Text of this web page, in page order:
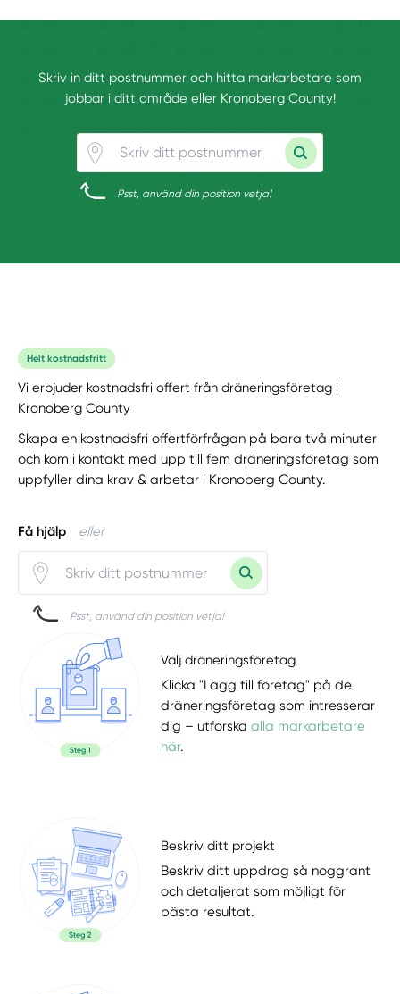
Skriv in ditt postnummer och hitta markarbetare som
jobbar i ditt område eller Kronoberg County!
Psst, använd din position vetja!
Helt kostnadsfritt
Vi erbjuder kostnadsfri offert från dräneringsföretag i
Kronoberg County
Skapa en kostnadsfri offertförfrågan på bara två minuter
och kom i kontakt med upp till fem dräneringsföretag som
uppfyller dina krav & arbetar i Kronoberg County.
Få hjälp eller
Psst, använd din position vetja!
Välj dräneringsföretag
Klicka "Lägg till företag" på de
dräneringsföretag som intresserar
dig – utforskaalla markarbetare
här.
Beskriv ditt projekt
Beskriv ditt uppdrag så noggrant
och detaljerat som möjligt för
bästa resultat.